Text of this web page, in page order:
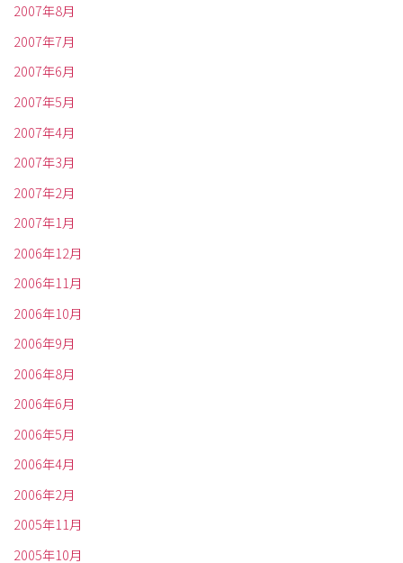
2007年8月
2007年7月
2007年6月
2007年5月
2007年4月
2007年3月
2007年2月
2007年1月
2006年12月
2006年11月
2006年10月
2006年9月
2006年8月
2006年6月
2006年5月
2006年4月
2006年2月
2005年11月
2005年10月